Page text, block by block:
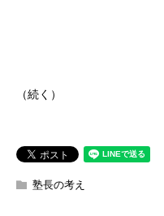
（続く）
塾長の考え